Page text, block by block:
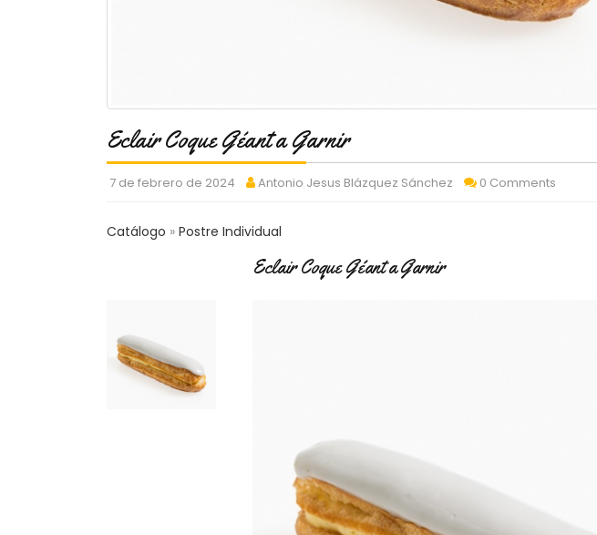
Eclair Coque Géant a Garnir
7 de febrero de 2024 Antonio Jesus Blázquez Sánchez 0 Comments
Catálogo Postre Individual
Eclair Coque Géant a Garnir